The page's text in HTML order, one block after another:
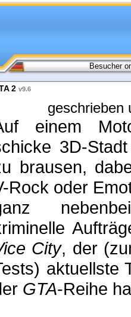
Besucher
2 v9.6
einem
3D-
brausen,
Rock oder
City, der
aktuellste
GTA-Reihe